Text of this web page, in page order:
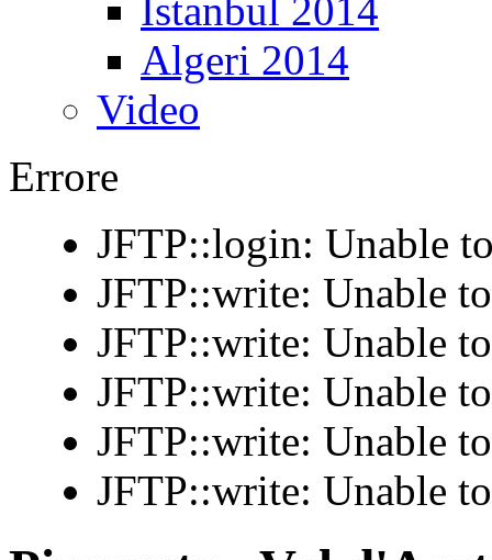
Istanbul 2014
Algeri 2014
Video
Errore
JFTP::login: Unable
JFTP::write: Unable
JFTP::write: Unable
JFTP::write: Unable
JFTP::write: Unable
JFTP::write: Unable